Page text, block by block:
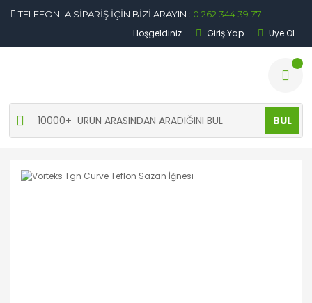
TELEFONLA SİPARİŞ İÇİN BİZİ ARAYIN : 0 262 344 39 77
Hoşgeldiniz Giriş Yap Üye Ol
BUL